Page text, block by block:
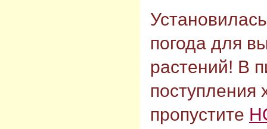
погода для
растений! В
поступления
пропустите